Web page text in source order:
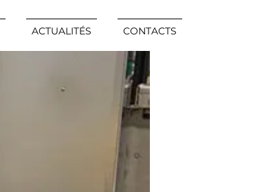
ACTUALITÉS CONTACTS